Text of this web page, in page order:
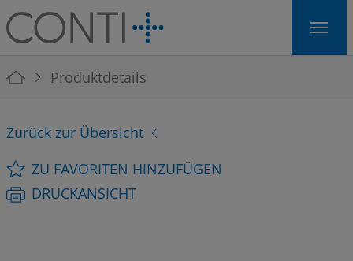
Skip to main navigation
Skip to main content
Skip to page footer
You are here:
Produktdetails
Zurück zur Übersicht
ZU FAVORITEN HINZUFÜGEN
DRUCKANSICHT